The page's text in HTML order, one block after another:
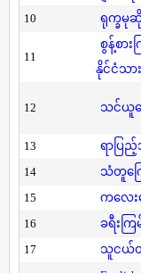
10
ရုက္ခမုဆို
11
စွန့်စား
နိုင်ငံသား
12 သင်ယူလ
13
ရာပ
14
သံတူကြ
15
ကလေး
16
ခရီးက
17
သူငယ်တ